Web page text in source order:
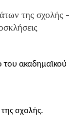
της σχολής -
του ακαδημαϊκού
σχολής.